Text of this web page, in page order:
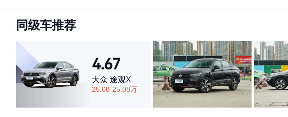
·内饰表现一般，低于84%同级车
·空间表现较为优秀，优于72%同级车
同级车推荐
4.67
大众 途观X
25.08-25.08万